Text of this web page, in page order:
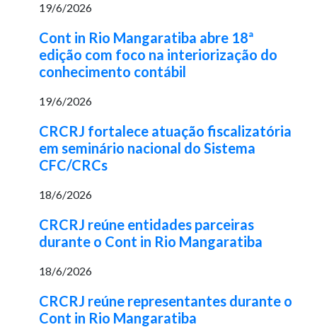
19/6/2026
Cont in Rio Mangaratiba abre 18ª
edição com foco na interiorização do
conhecimento contábil
19/6/2026
CRCRJ fortalece atuação fiscalizatória
em seminário nacional do Sistema
CFC/CRCs
18/6/2026
CRCRJ reúne entidades parceiras
durante o Cont in Rio Mangaratiba
18/6/2026
CRCRJ reúne representantes durante o
Cont in Rio Mangaratiba